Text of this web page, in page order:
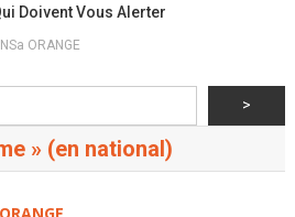
Doivent Vous Alerter
ORANGE
>
» (en national)